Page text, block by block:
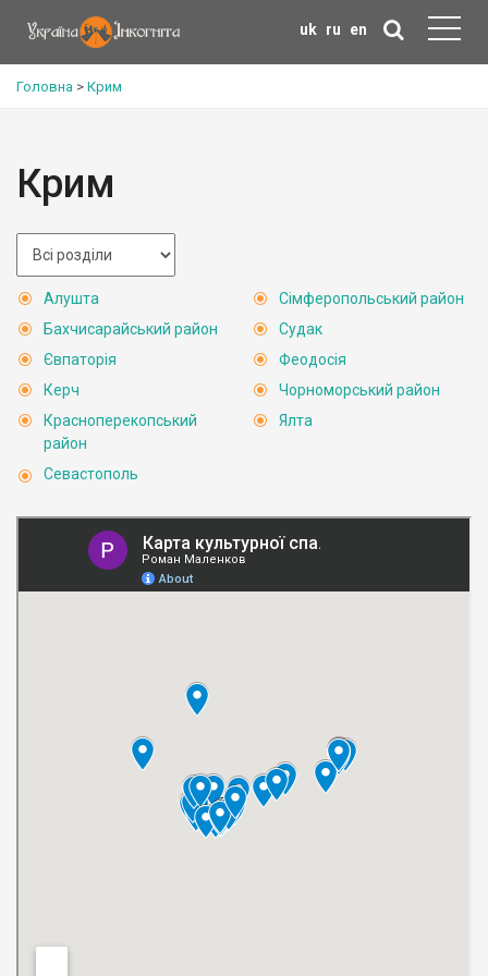
uk ru en
Головна > Крим
Крим
Алушта
Бахчисарайський район
Євпаторія
Керч
Красноперекопський
район
Севастополь
Сімферопольський район
Судак
Феодосія
Чорноморський район
Ялта